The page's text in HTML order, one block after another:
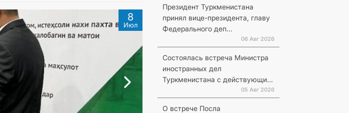
УСЛУГИ
МИД
ДАННЫЕ
8
Июл
Президент Туркменистана
принял вице-президента, главу
Федерального деп...
06 Авг 2026
Состоялась встреча Министра
иностранных дел
Туркменистана с действующи...
05 Авг 2026
О встрече Посла